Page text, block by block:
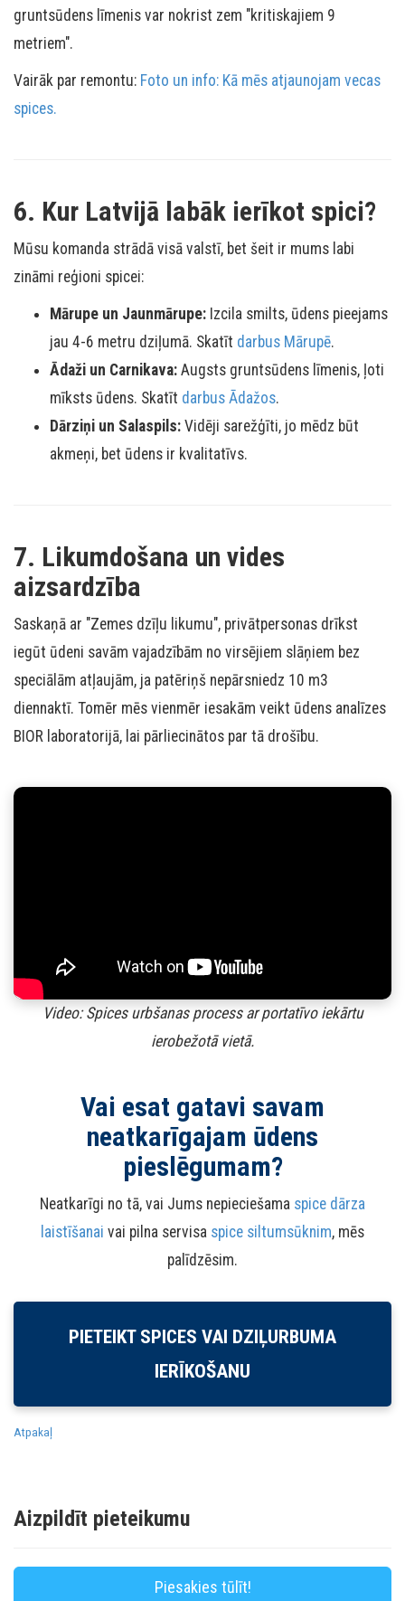
gruntsūdens līmenis var nokrist zem "kritiskajiem 9
metriem".
Vairāk par remontu: Foto un info: Kā mēs atjaunojam vecas
spices.
6. Kur Latvijā labāk ierīkot spici?
Mūsu komanda strādā visā valstī, bet šeit ir mums labi
zināmi reģioni spicei:
Mārupe un Jaunmārupe: Izcila smilts, ūdens pieejams
jau 4-6 metru dziļumā. Skatīt darbus Mārupē.
Ādaži un Carnikava: Augsts gruntsūdens līmenis, ļoti
mīksts ūdens. Skatīt darbus Ādažos.
Dārziņi un Salaspils: Vidēji sarežģīti, jo mēdz būt
akmeņi, bet ūdens ir kvalitatīvs.
7. Likumdošana un vides
aizsardzība
Saskaņā ar "Zemes dzīļu likumu", privātpersonas drīkst
iegūt ūdeni savām vajadzībām no virsējiem slāņiem bez
speciālām atļaujām, ja patēriņš nepārsniedz 10 m3
diennaktī. Tomēr mēs vienmēr iesakām veikt ūdens analīzes
BIOR laboratorijā, lai pārliecinātos par tā drošību.
Video: Spices urbšanas process ar portatīvo iekārtu
ierobežotā vietā.
Vai esat gatavi savam
neatkarīgajam ūdens
pieslēgumam?
Neatkarīgi no tā, vai Jums nepieciešama spice dārza
laistīšanai vai pilna servisa spice siltumsūknim, mēs
palīdzēsim.
PIETEIKT SPICES VAI DZIĻURBUMA
IERĪKOŠANU
Atpakaļ
Aizpildīt pieteikumu
Piesakies tūlīt!